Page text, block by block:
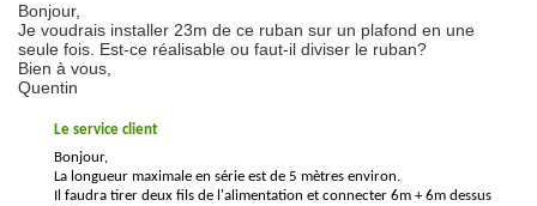
Bonjour,
Je voudrais installer 23m de ce ruban sur un plafond en une
seule fois. Est-ce réalisable ou faut-il diviser le ruban?
Bien à vous,
Quentin
Le service client
Bonjour,
La longueur maximale en série est de 5 mètres environ.
Il faudra tirer deux fils de l'alimentation et connecter 6m + 6m dessus